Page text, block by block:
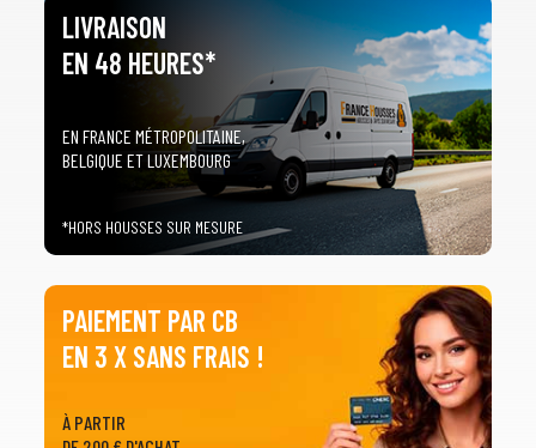
PRÉCISEZ LE MODÈLE
Tous les modèles
arrow_drop_down
LIVRAISON
EN 48 HEURES*
EN FRANCE MÉTROPOLITAINE,
BELGIQUE ET LUXEMBOURG
*HORS HOUSSES SUR MESURE
PAIEMENT PAR CB
EN 3 X SANS FRAIS !
À PARTIR